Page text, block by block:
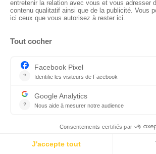
Conditions Générales de Vente
© 2024 Raizume. Tous droits